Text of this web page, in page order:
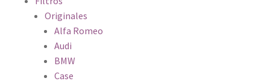
Originales
Alfa Romeo
Audi
BMW
Case